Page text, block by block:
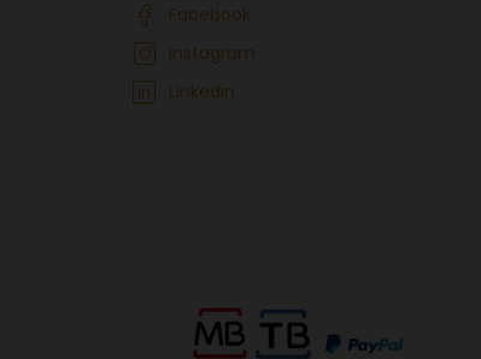
Facebook
Instagram
Linkedin